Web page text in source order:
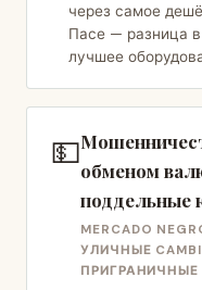
через самое
Пасе — разница в
лучшее
💵обменом
поддельные
MERCADO
УЛИЧНЫЕ